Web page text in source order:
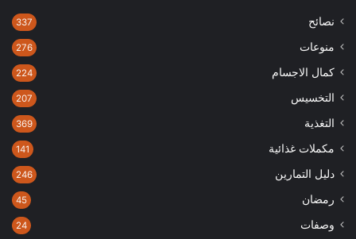
نصائح 337
منوعات 276
كمال الاجسام 224
التخسيس 207
التغذية 369
مكملات غذائية 141
دليل التمارين 246
رمضان 45
وصفات 24